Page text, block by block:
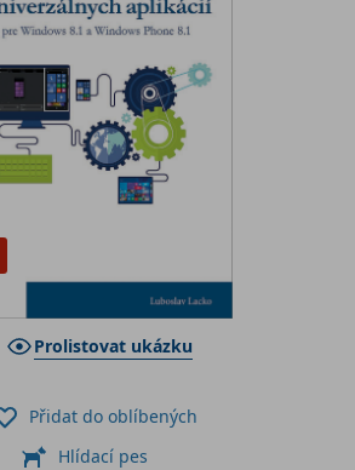
Prolistovat ukázku
Přidat do oblíbených
Hlídací pes